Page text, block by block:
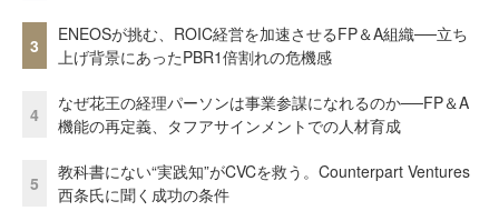
3
ENEOSが挑む、ROIC経営を加速させるFP＆A組織──立ち
上げ背景にあったPBR1倍割れの危機感
4
なぜ花王の経理パーソンは事業参謀になれるのか──FP＆A
機能の再定義、タフアサインメントでの人材育成
5
教科書にない“実践知”がCVCを救う。Counterpart Ventures
西条氏に聞く成功の条件